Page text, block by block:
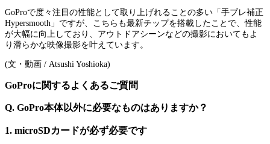
GoProで度々注目の性能として取り上げれることの多い「手ブレ補正
Hypersmooth」ですが、こちらも最新チップを搭載したことで、性能
が大幅に向上しており、アウトドアシーンなどの撮影においてもよ
り滑らかな映像撮影を叶えています。
(文・動画 / Atsushi Yoshioka)
GoProに関するよくあるご質問
Q. GoPro本体以外に必要なものはありますか？
1. microSDカードが必ず必要です